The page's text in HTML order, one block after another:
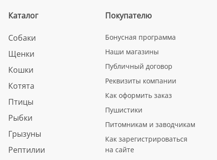
Каталог
Собаки
Щенки
Кошки
Котята
Птицы
Рыбки
Грызуны
Рептилии
Покупателю
Бонусная программа
Наши магазины
Публичный договор
Реквизиты компании
Как оформить заказ
Пушистики
Питомникам и заводчикам
Как зарегистрироваться
на сайте